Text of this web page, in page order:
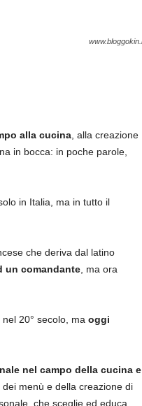
alla cucina, alla creazione
in bocca: in poche parole,
in Italia, ma in tutto il
che deriva dal latino
un comandante, ma ora
20° secolo, ma oggi
nel campo della cucina e
menù e della creazione di
che sceglie ed educa